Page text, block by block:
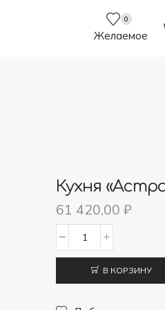
0
Желаемое
Кухня
61 420,00₽
товара
Кухня
"Астра
В КОРЗИНУ